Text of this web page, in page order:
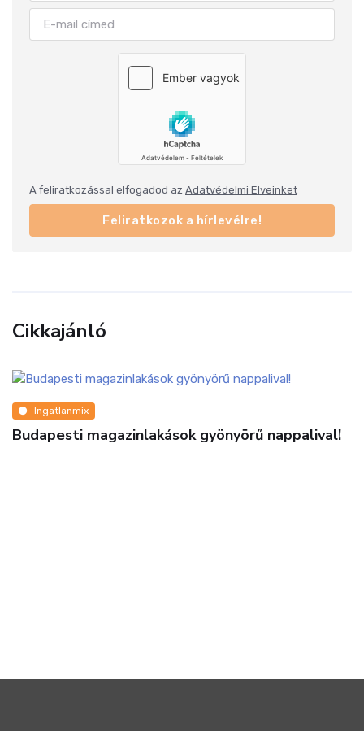
A feliratkozással elfogadod az Adatvédelmi Elveinket
Feliratkozok a hírlevélre!
Cikkajánló
Ingatlanmix
Budapesti magazinlakások gyönyörű nappalival!